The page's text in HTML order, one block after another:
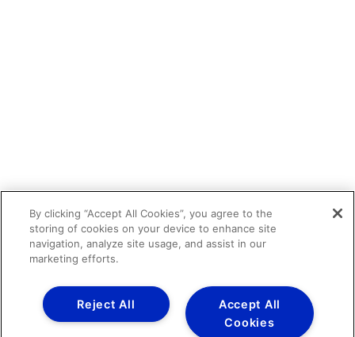
By clicking “Accept All Cookies”, you agree to the
storing of cookies on your device to enhance site
navigation, analyze site usage, and assist in our
marketing efforts.
Accept All
Cookies
Reject All